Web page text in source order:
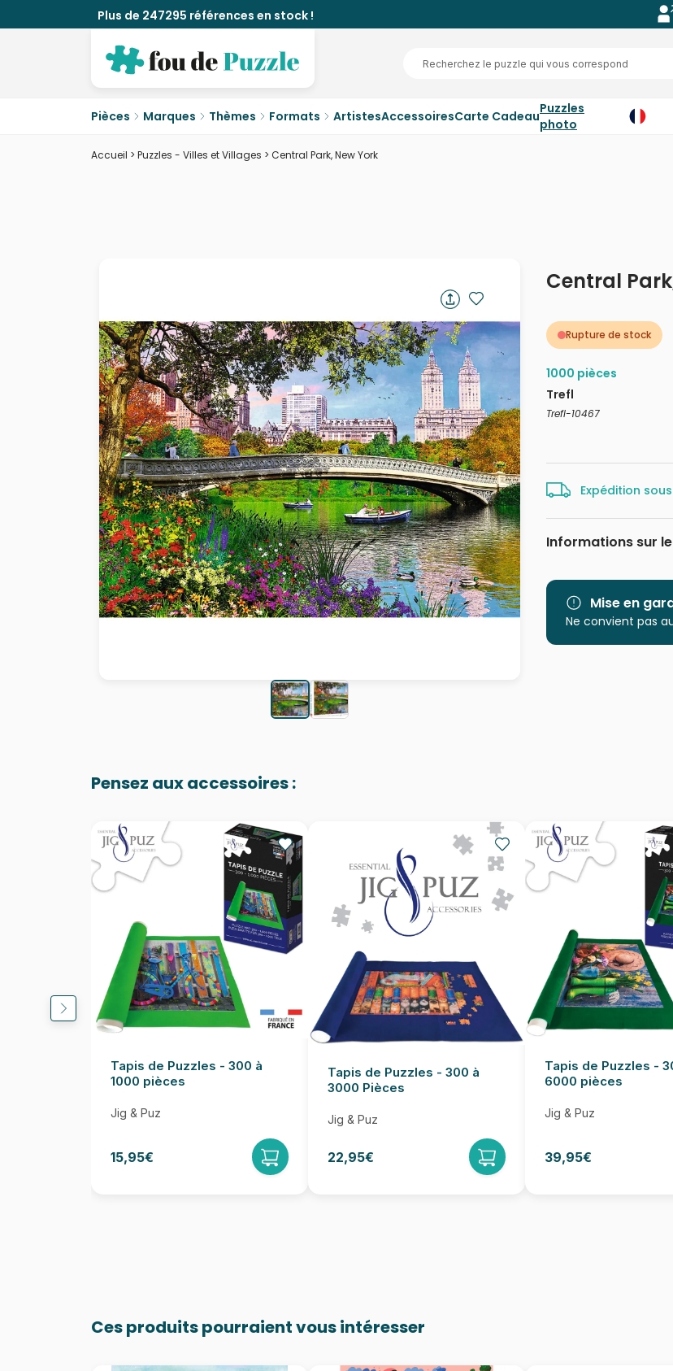
Plus de 247295 références en stock !
Pièces Marques Thèmes Formats ArtistesAccessoiresCarte CadeauPuzzles
photo
Accueil > Puzzles - Villes et Villages > Central Park, New York
Central
Rupture de stock
1000 pièces
Trefl
Trefl-10467
Expédition
Informations sur
Catégorie
Age
Mise en
Ne convient pas
Pensez aux accessoires :
Tapis de Puzzles - 300 à
1000 pièces
Jig & Puz
15,95€
Tapis de Puzzles - 300 à
3000 Pièces
Jig & Puz
22,95€
Tapis de Puzzles -
6000 pièces
Jig & Puz
39,95€
Ces produits pourraient vous intéresser